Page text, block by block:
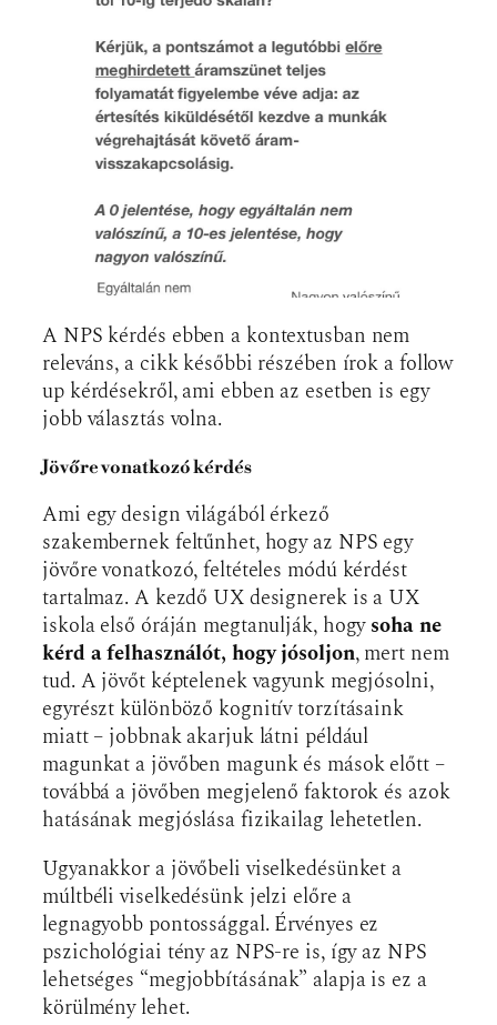
A NPS kérdés ebben a kontextusban nem
releváns, a cikk későbbi részében írok a follow
up kérdésekről, ami ebben az esetben is egy
jobb választás volna.
Jövőre vonatkozó kérdés
Ami egy design világából érkező
szakembernek feltűnhet, hogy az NPS egy
jövőre vonatkozó, feltételes módú kérdést
tartalmaz. A kezdő UX designerek is a UX
iskola első óráján megtanulják, hogysoha ne
kérd a felhasználót, hogy jósoljon, mert nem
tud. A jövőt képtelenek vagyunk megjósolni,
egyrészt különböző kognitív torzításaink
miatt – jobbnak akarjuk látni például
magunkat a jövőben magunk és mások előtt –
továbbá a jövőben megjelenő faktorok és azok
hatásának megjóslása fizikailag lehetetlen.
Ugyanakkor a jövőbeli viselkedésünket a
múltbéli viselkedésünk jelzi előre a
legnagyobb pontossággal. Érvényes ez
pszichológiai tény az NPS-re is, így az NPS
lehetséges “megjobbításának” alapja is ez a
körülmény lehet.